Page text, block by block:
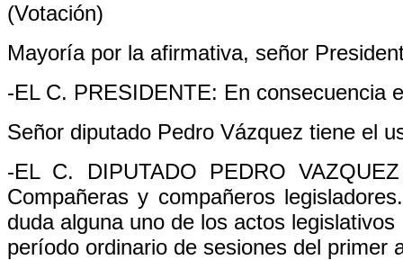
(Votación)
Mayoría por la afirmativa, señor
-EL C. PRESIDENTE: En consecuencia
Señor diputado Pedro Vázquez tiene el
-EL C. DIPUTADO PEDRO
Compañeras y compañeros
duda alguna uno de los actos
período ordinario de sesiones del primer